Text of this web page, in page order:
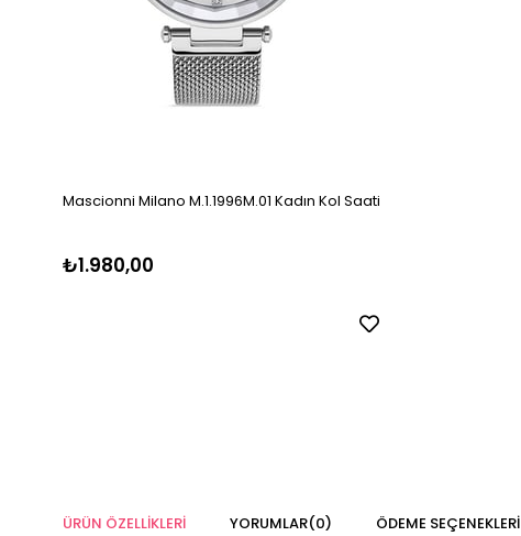
Mascionni Milano M.1.1996M.01 Kadın Kol Saati
₺1.980,00
ÜRÜN ÖZELLIKLERI YORUMLAR(0) ÖDEME SEÇENEKLERI